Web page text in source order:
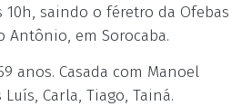
saindo o féretro da Ofebas
Antônio, em Sorocaba.
anos. Casada com Manoel
Carla, Tiago, Tainá.